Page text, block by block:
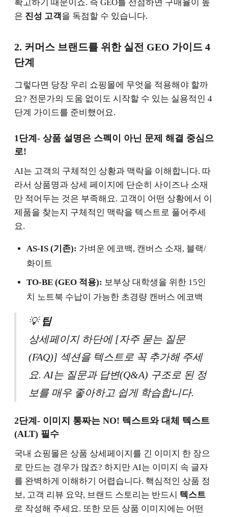
확고하기 때문이죠. 즉 GEO를 선점하면 구매율이 높
은 진성 고객을 독점할 수 있습니다.
2. 커머스 브랜드를 위한 실전 GEO 가이드 4
단계
그렇다면 당장 우리 쇼핑몰에 무엇을 적용해야 할까
요? 전문가의 도움 없이도 시작할 수 있는 실용적인 4
단계 가이드를 준비했어요.
1단계- 상품 설명은 스펙이 아닌 문제 해결 중심으
로!
AI는 고객의 구체적인 상황과 맥락을 이해합니다. 따
라서 상품명과 상세 페이지에 단순히 사이즈나 소재
만 적어두는 것은 부족해요. 고객이 어떤 상황에서 이
제품을 찾는지 구체적인 맥락을 텍스트로 풀어주세
요.
AS-IS (기존): 가벼운 에코백, 캔버스 소재, 블랙/
화이트
TO-BE (GEO 적용): 보부상 대학생을 위한 15인
치 노트북 수납이 가능한 초경량 캔버스 에코백
💡팁
상세페이지 하단에 [자주 묻는 질문
(FAQ)] 섹션을 텍스트로 꼭 추가해 주세
요. AI는 질문과 답변(Q&A) 구조로 된 정
보를 매우 좋아하고 쉽게 학습합니다.
2단계- 이미지 통짜는 NO! 텍스트와 대체 텍스트
(ALT) 필수
국내 쇼핑몰은 상품 상세페이지를 긴 이미지 한 장으
로 만드는 경우가 많죠? 하지만 AI는 이미지 속 글자
를 완벽하게 이해하기 어렵습니다. 핵심적인 상품 정
보, 고객 리뷰 요약, 브랜드 스토리는 반드시 텍스트
로 작성해 주세요. 또한 모든 상품 이미지에는 어떤